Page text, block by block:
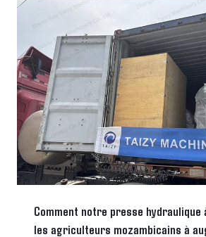
Comment notre presse hydraulique
les agriculteurs mozambicains à